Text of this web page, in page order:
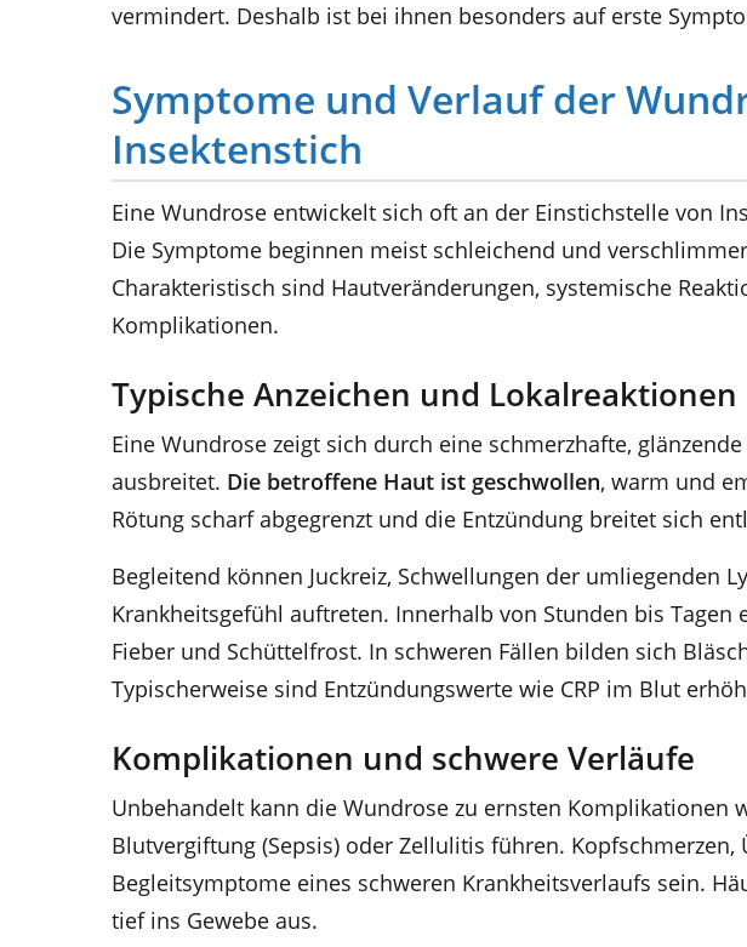
vermindert. Deshalb ist bei ihnen besonders auf erste
Symptome und Verlauf der
Insektenstich
Eine Wundrose entwickelt sich oft an der Einstichstelle von
Die Symptome beginnen meist schleichend und
Charakteristisch sind Hautveränderungen, systemische
Komplikationen.
Typische Anzeichen und Lokalreaktionen
Eine Wundrose zeigt sich durch eine schmerzhafte,
ausbreitet. Die betroffene Haut ist geschwollen, warm und
Rötung scharf abgegrenzt und die Entzündung breitet sich
Begleitend können Juckreiz, Schwellungen der umliegenden
Krankheitsgefühl auftreten. Innerhalb von Stunden bis Tagen
Fieber und Schüttelfrost. In schweren Fällen bilden sich
Typischerweise sind Entzündungswerte wie CRP im Blut
Komplikationen und schwere Verläufe
Unbehandelt kann die Wundrose zu ernsten Komplikationen
Blutvergiftung (Sepsis) oder Zellulitis führen.
Begleitsymptome eines schweren Krankheitsverlaufs sein.
tief ins Gewebe aus.